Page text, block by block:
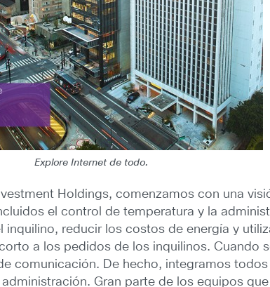
Explore Internet de todo.
Holdings, comenzamos con una
el control de temperatura y la
reducir los costos de energía y
a los pedidos de los inquilinos. Cuando
comunicación. De hecho, integramos
Gran parte de los equipos